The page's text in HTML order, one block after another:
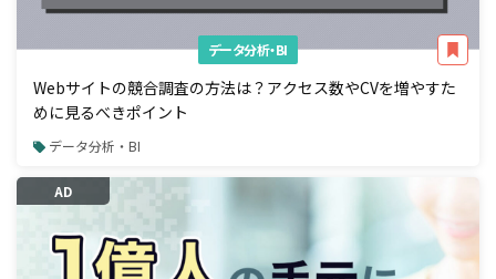
データ分析・BI
Webサイトの競合調査の方法は？アクセス数やCVを増やすた
めに見るべきポイント
データ分析・BI
AD